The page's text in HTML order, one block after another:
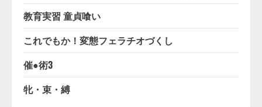
教育実習 童貞喰い
これでもか！変態フェラチオづくし
催●術3
牝・束・縛